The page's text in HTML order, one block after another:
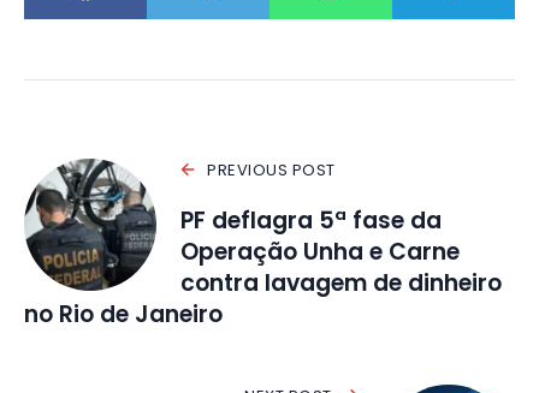
PREVIOUS POST
PF deflagra 5ª fase da
Operação Unha e Carne
contra lavagem de dinheiro
no Rio de Janeiro